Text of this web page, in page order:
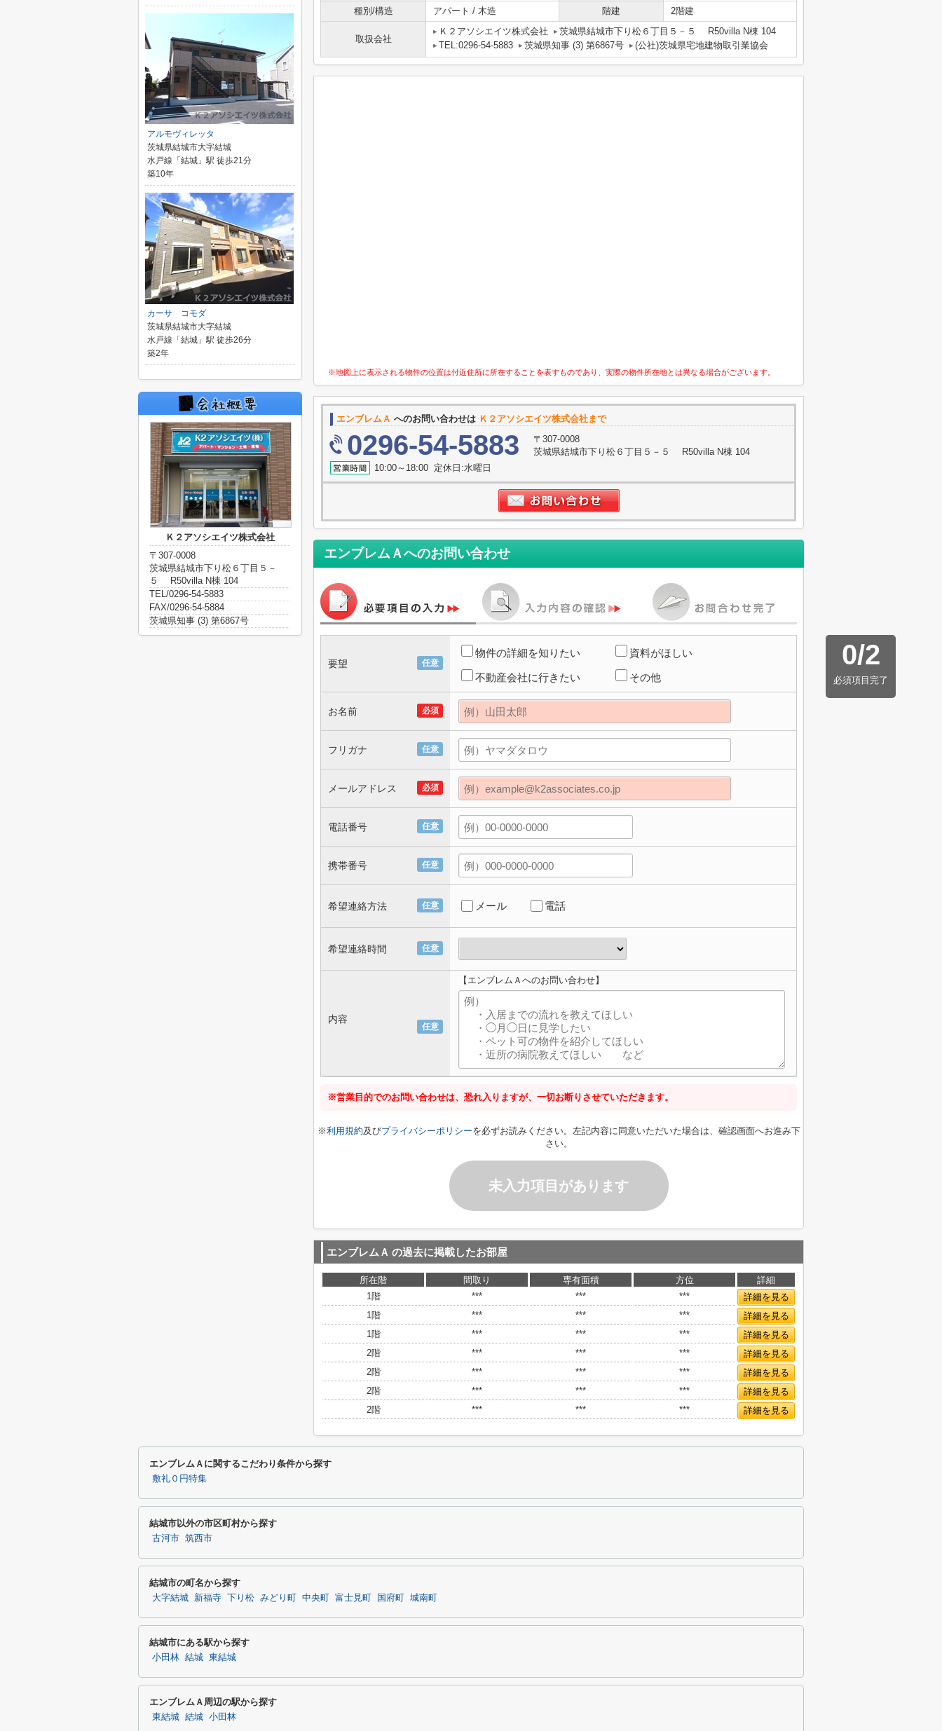
種別/構造
アパート / 木造 階建 2階建
取扱会社
Ｋ２アソシエイツ株式会社
茨城県結城市下り松６丁目５－５ R50villa N棟 104
TEL:0296-54-5883
茨城県知事 (3) 第6867号 (公社)茨城県宅地建物取引業協会
※地図上に表示される物件の位置は付近住所に所在することを表すものであり、実際の物件所在地とは異なる場合がございます。
エンブレムＡ へのお問い合わせは Ｋ２アソシエイツ株式会社まで
0296-54-5883
〒307-0008
茨城県結城市下り松６丁目５－５ R50villa N棟 104
10:00～18:00 定休日:水曜日
エンブレムＡへのお問い合わせ
0/2
必須項目完了
任意
要望
物件の詳細を知りたい 資料がほしい
不動産会社に行きたい その他
必須
お名前
任意
フリガナ
必須
メールアドレス
任意
電話番号
任意
携帯番号
任意
希望連絡方法 メール 電話
任意
希望連絡時間
任意
内容
【エンブレムＡへのお問い合わせ】
※営業目的でのお問い合わせは、恐れ入りますが、一切お断りさせていただきます。
※利用規約及びプライバシーポリシーを必ずお読みください。左記内容に同意いただいた場合は、確認画面へお進み下
さい。
未入力項目があります
エンブレムＡ の過去に掲載したお部屋
所在階 間取り 専有面積 方位
詳細
1階
*** *** ***
詳細を見る
1階
*** *** ***
詳細を見る
1階
*** *** ***
詳細を見る
2階
*** *** ***
詳細を見る
2階
*** *** ***
詳細を見る
2階
*** *** ***
詳細を見る
2階
*** *** *** 詳細を見る
アルモヴィレッタ
茨城県結城市大字結城
水戸線「結城」駅 徒歩21分
築10年
カーサ コモダ
茨城県結城市大字結城
水戸線「結城」駅 徒歩26分
築2年
Ｋ２アソシエイツ株式会社
〒307-0008
茨城県結城市下り松６丁目５－
５ R50villa N棟 104
TEL/0296-54-5883
FAX/0296-54-5884
茨城県知事 (3) 第6867号
エンブレムＡに関するこだわり条件から探す
敷礼０円特集
結城市以外の市区町村から探す
古河市 筑西市
結城市の町名から探す
大字結城 新福寺 下り松 みどり町 中央町 富士見町 国府町 城南町
結城市にある駅から探す
小田林 結城 東結城
エンブレムＡ周辺の駅から探す
東結城 結城 小田林